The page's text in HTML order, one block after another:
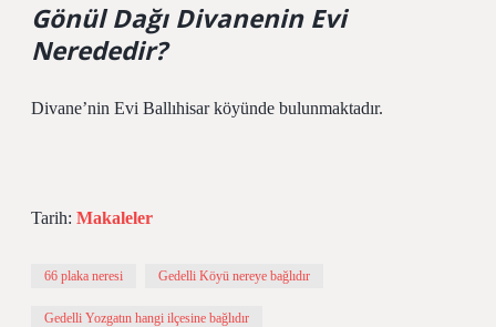
Gönül Dağı Divanenin Evi
Nerededir?
Divane’nin Evi Ballıhisar köyünde bulunmaktadır.
Tarih: Makaleler
66 plaka neresi Gedelli Köyü nereye bağlıdır
Gedelli Yozgatın hangi ilçesine bağlıdır